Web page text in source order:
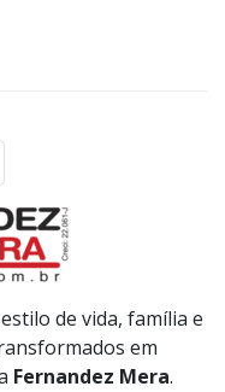
de vida, família e
em
Fernandez Mera.